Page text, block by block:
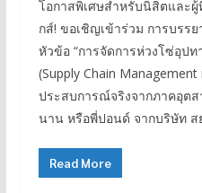
โอกาสพิเศษสำหรับนิสิตและ
กส์! ขอเชิญเข้าร่วม การบรร
หัวข้อ “การจัดการห่วงโซ่อุป
(Supply Chain Management
ประสบการณ์จริงจากภาคอุต
นาน หรือพี่ปอนด์ จากบริษัท ส
Read More